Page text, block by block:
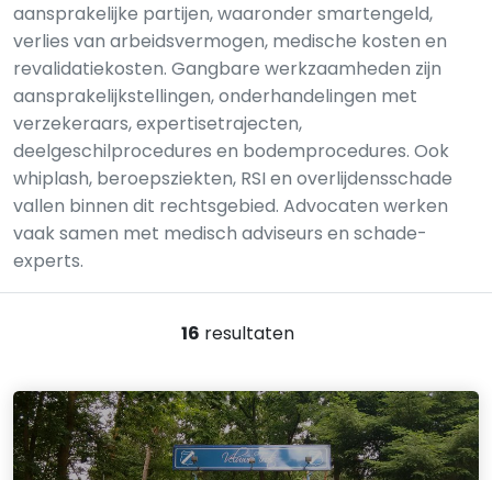
aansprakelijke partijen, waaronder smartengeld,
verlies van arbeidsvermogen, medische kosten en
revalidatiekosten. Gangbare werkzaamheden zijn
aansprakelijkstellingen, onderhandelingen met
verzekeraars, expertisetrajecten,
deelgeschilprocedures en bodemprocedures. Ook
whiplash, beroepsziekten, RSI en overlijdensschade
vallen binnen dit rechtsgebied. Advocaten werken
vaak samen met medisch adviseurs en schade-
experts.
16 resultaten